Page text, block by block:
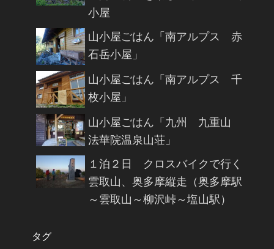
小屋
山小屋ごはん「南アルプス 赤
石岳小屋」
山小屋ごはん「南アルプス 千
枚小屋」
山小屋ごはん「九州 九重山
法華院温泉山荘」
１泊２日 クロスバイクで行く
雲取山、奥多摩縦走（奥多摩駅
～雲取山～柳沢峠～塩山駅）
タグ